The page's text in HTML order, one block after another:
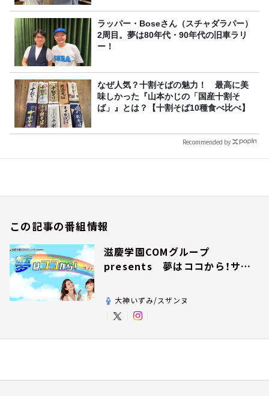
ラッパー・Boseさん（スチャダラパー）
2周目。夢は80年代・90年代の旧車ラリ
ー！
なぜ人気？十割そばの魅力！ 最高に美
味しかった『山本かじの「国産十割そ
ば」』とは？【十割そば10種食べ比べ】
Recommended by
この記事の番組情報
滋慶学園COMグループ
presents 夢はココから！サン
大神いずみ/スザンヌ